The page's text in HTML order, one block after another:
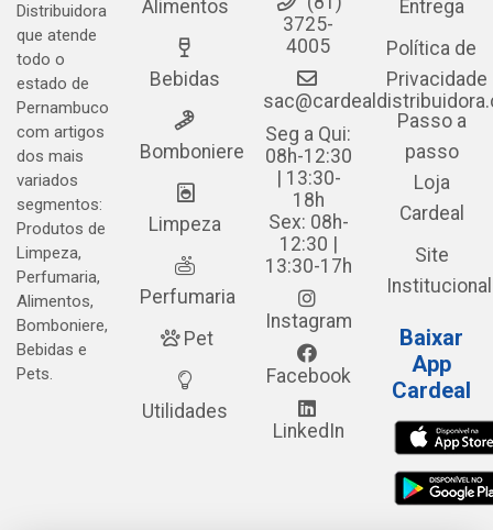
Distribuidora
que atende
todo o
estado de
Pernambuco
com artigos
dos mais
variados
segmentos:
Produtos de
Limpeza,
Perfumaria,
Alimentos,
Bomboniere,
Bebidas e
Pets.
Alimentos
Bebidas
Bomboniere
Limpeza
Perfumaria
Pet
Utilidades
3725-
4005
Seg a Qui:
08h-12:30
| 13:30-
18h
Sex: 08h-
12:30 |
13:30-17h
Instagram
Facebook
LinkedIn
Entrega
Política de
Privacidade
Passo a
passo
Loja
Cardeal
Site
Institucional
Baixar
App
Cardeal